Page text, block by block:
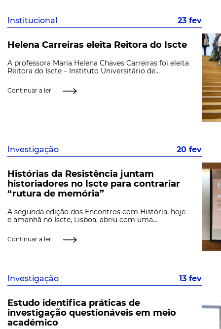
Institucional 23 fev
Helena Carreiras eleita Reitora do Iscte
A professora Maria Helena Chaves Carreiras foi eleita
Reitora do Iscte – Instituto Universitário de...
Continuar a ler
Investigação 20 fev
Histórias da Resistência juntam
historiadores no Iscte para contrariar
“rutura de memória”
A segunda edição dos Encontros com História, hoje
e amanhã no Iscte, Lisboa, abriu com uma...
Continuar a ler
Investigação 13 fev
Estudo identifica práticas de
investigação questionáveis em meio
académico